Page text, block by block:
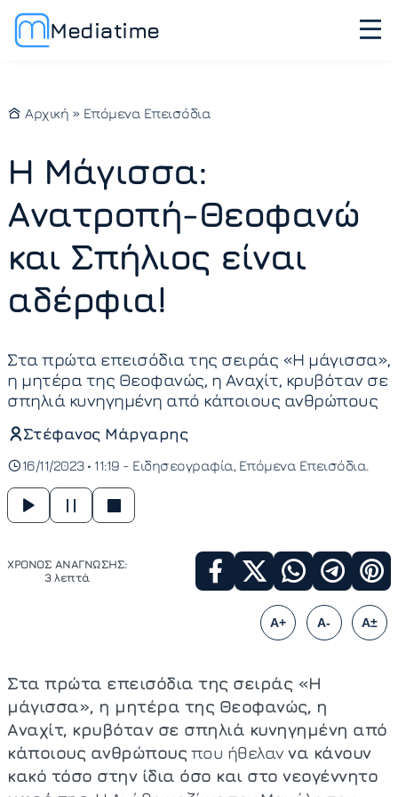
Mediatime
Αρχική » Επόμενα Επεισόδια
Η Μάγισσα:
Ανατροπή-Θεοφανώ
και Σπήλιος είναι
αδέρφια!
Στα πρώτα επεισόδια της σειράς «Η μάγισσα»,
η μητέρα της Θεοφανώς, η Αναχίτ, κρυβόταν σε
σπηλιά κυνηγημένη από κάποιους ανθρώπους
Στέφανος Μάργαρης
16/11/2023 • 11:19 - Ειδησεογραφία Επόμενα Επεισόδια
ΧΡΟΝΟΣ ΑΝΑΓΝΩΣΗΣ:
3 λεπτά
A+ A- A±
Στα πρώτα επεισόδια της σειράς «Η
μάγισσα», η μητέρα της Θεοφανώς, η
Αναχίτ, κρυβόταν σε σπηλιά κυνηγημένη από
κάποιους ανθρώπους που ήθελαν να κάνουν
κακό τόσο στην ίδια όσο και στο νεογέννητο